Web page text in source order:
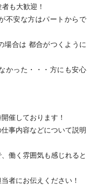
も大歓迎！
不安な方はパートからで
合は 都合がつくように
かった・・・方にも安心
催しております！
事内容などについて説明
働く雰囲気も感じれると
者にお伝えください！